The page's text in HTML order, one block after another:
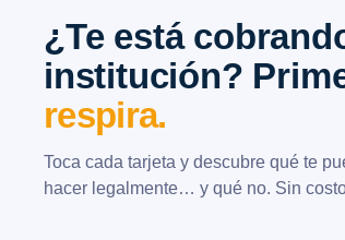
¿Te está
institución?
respira.
Toca cada tarjeta y descubre qué te
hacer legalmente… y qué no. Sin